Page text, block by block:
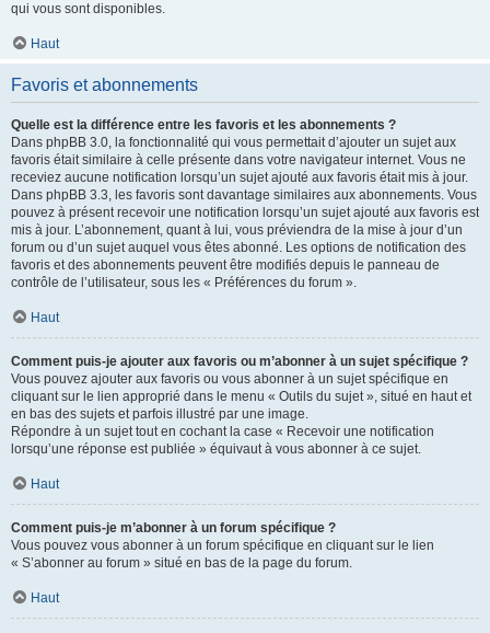
qui vous sont disponibles.
Haut
Favoris et abonnements
Quelle est la différence entre les favoris et les abonnements ?
Dans phpBB 3.0, la fonctionnalité qui vous permettait d’ajouter un sujet aux
favoris était similaire à celle présente dans votre navigateur internet. Vous ne
receviez aucune notification lorsqu’un sujet ajouté aux favoris était mis à jour.
Dans phpBB 3.3, les favoris sont davantage similaires aux abonnements. Vous
pouvez à présent recevoir une notification lorsqu’un sujet ajouté aux favoris est
mis à jour. L’abonnement, quant à lui, vous préviendra de la mise à jour d’un
forum ou d’un sujet auquel vous êtes abonné. Les options de notification des
favoris et des abonnements peuvent être modifiés depuis le panneau de
contrôle de l’utilisateur, sous les « Préférences du forum ».
Haut
Comment puis-je ajouter aux favoris ou m’abonner à un sujet spécifique ?
Vous pouvez ajouter aux favoris ou vous abonner à un sujet spécifique en
cliquant sur le lien approprié dans le menu « Outils du sujet », situé en haut et
en bas des sujets et parfois illustré par une image.
Répondre à un sujet tout en cochant la case « Recevoir une notification
lorsqu’une réponse est publiée » équivaut à vous abonner à ce sujet.
Haut
Comment puis-je m’abonner à un forum spécifique ?
Vous pouvez vous abonner à un forum spécifique en cliquant sur le lien
« S’abonner au forum » situé en bas de la page du forum.
Haut